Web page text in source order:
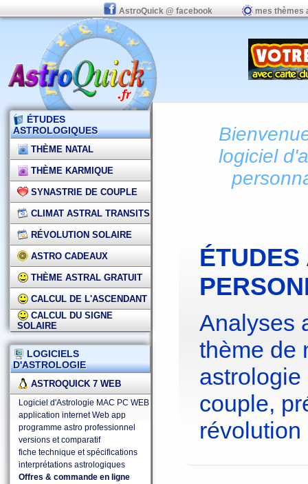
AstroQuick @ facebook mes thèmes
ÉTUDES
ASTROLOGIQUES
THÈME NATAL
THÈME KARMIQUE
SYNASTRIE DE COUPLE
CLIMAT ASTRAL TRANSITS
RÉVOLUTION SOLAIRE
ASTRO CADEAUX
THÈME ASTRAL GRATUIT
CALCUL DE L'ASCENDANT
CALCUL DU SIGNE
SOLAIRE
LOGICIELS
D'ASTROLOGIE
ASTROQUICK 7 WEB
Logiciel d'Astrologie MAC PC WEB
application internet Web app
programme astro professionnel
versions et comparatif
fiche technique et spécifications
interprétations astrologiques
Offres & commande en ligne
logiciel
Analyses
thème de
couple,